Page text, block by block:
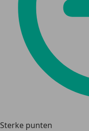
Sterke punten